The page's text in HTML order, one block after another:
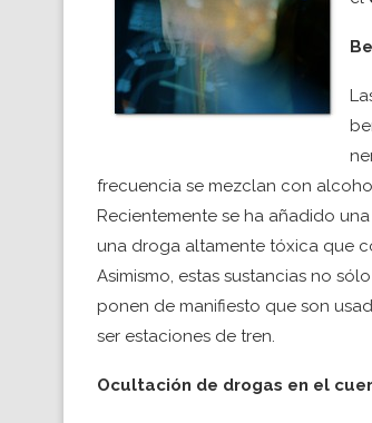
frecuencia se mezclan con
Recientemente se ha añadido
una droga altamente tóxica que
Asimismo, estas sustancias no
ponen de manifiesto que son
ser estaciones de tren.
Ocultación de drogas en el